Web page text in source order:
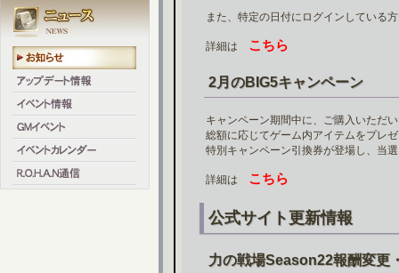
また、特定の日付にログインしている
詳細は こちら
2月のBIG5キャンペーン
キャンペーン期間中に、ご購入いただ
総額に応じてゲーム内アイテムをプレ
特別キャンペーン引換券が登場し、当
詳細は こちら
公式サイト更新情報
力の戦場Season22報酬変更